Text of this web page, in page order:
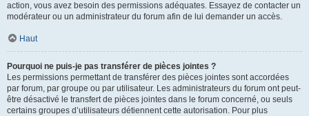
action, vous avez besoin des permissions adéquates. Essayez de contacter un
modérateur ou un administrateur du forum afin de lui demander un accès.
Haut
Pourquoi ne puis-je pas transférer de pièces jointes ?
Les permissions permettant de transférer des pièces jointes sont accordées
par forum, par groupe ou par utilisateur. Les administrateurs du forum ont peut-
être désactivé le transfert de pièces jointes dans le forum concerné, ou seuls
certains groupes d’utilisateurs détiennent cette autorisation. Pour plus